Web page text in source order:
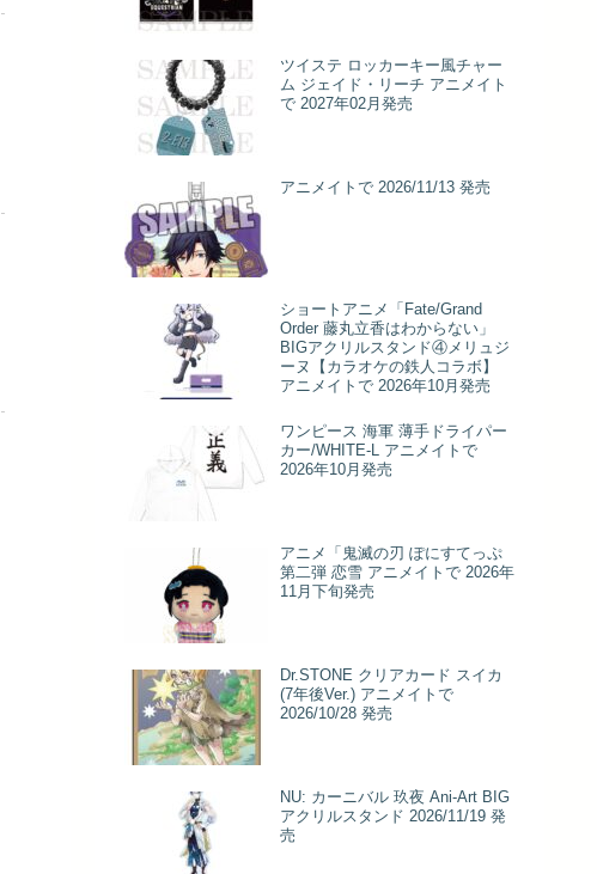
ツイステ ロッカーキー風チャー
ム ジェイド・リーチ アニメイト
で 2027年02月発売
アニメイトで 2026/11/13 発売
ショートアニメ「Fate/Grand
Order 藤丸立香はわからない」
BIGアクリルスタンド④メリュジ
ーヌ【カラオケの鉄人コラボ】
アニメイトで 2026年10月発売
ワンピース 海軍 薄手ドライパー
カー/WHITE-L アニメイトで
2026年10月発売
アニメ「鬼滅の刃 ぽにすてっぷ
第二弾 恋雪 アニメイトで 2026年
11月下旬発売
Dr.STONE クリアカード スイカ
(7年後Ver.) アニメイトで
2026/10/28 発売
NU: カーニバル 玖夜 Ani-Art BIG
アクリルスタンド 2026/11/19 発
売